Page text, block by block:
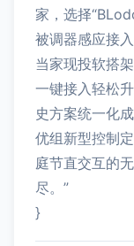
家，选择
被调器感应接
当家现投软搭
一键接入轻松
史方案统一化
优组新型控制
庭节直交互的
尽。”
}